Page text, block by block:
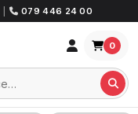
079 446 24 00
0